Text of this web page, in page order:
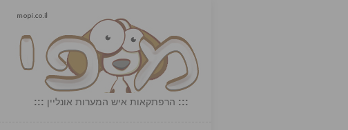
::: הרפתקאות איש המערות אונליין :::